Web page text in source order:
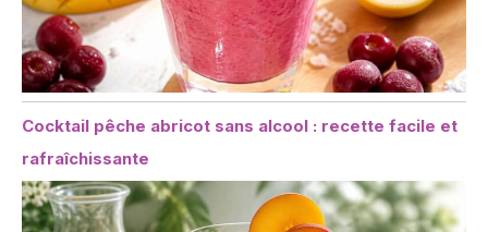
Cocktail pêche abricot sans alcool : recette facile et
rafraîchissante